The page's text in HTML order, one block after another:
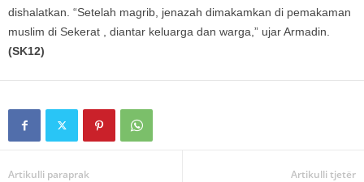
dishalatkan. “Setelah magrib, jenazah dimakamkan di pemakaman
muslim di Sekerat , diantar keluarga dan warga,” ujar Armadin.
(SK12)
Artikulli paraprak Artikulli tjetër